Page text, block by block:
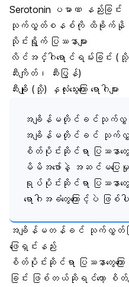
Serotonin ပမာဏ နည်းခြင်း
သုက်လွှတ်စနစ်ကို ထိခိုက်နိုင်တဲ့ အ
သိုင်းရွိုက် ပြဿနာများ
လိင်အင်္ဂါရောင်ရမ်းခြင်း (သို့
ဆီးကျိတ်၊ ဆီးပြွန်)
ဆီးချို (သို့) နှလုံးသွေးကြော ရောဂါများ
အချိန်မတိုင်ခင်သုက်လွှတ်ရ
အချိန်မတိုင်ခင် သုက်လွှတ်ရ
စိတ်ပိုင်းဆိုင်ရာ ပြဿနာတွေ
မိမိအဖော်နဲ့ အဆင်မပြေမှု
ရုပ်ပိုင်းဆိုင်ရာ ပြဿနာတွ
ရောဂါအခံတွေကြောင့်ပဲ ဖြ
အချိန်မတန်ခင် သုက်လွှတ်
ဖြေရှင်းနည်း
စိတ်ပိုင်းဆိုင်ရာ ပြဿနာတွ
ခြင်း ဖြစ်တယ်ဆိုရင်တော့ စိ